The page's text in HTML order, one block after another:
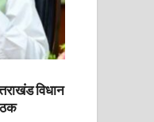
विधान